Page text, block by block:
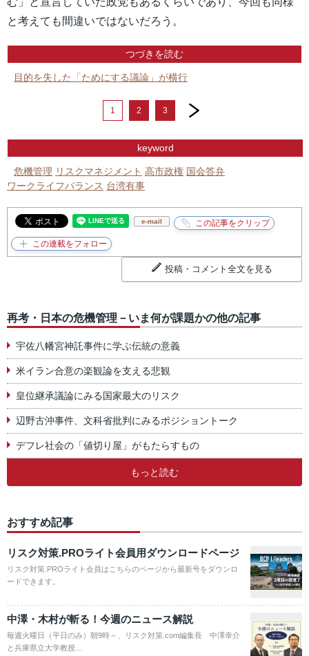
と考えても間違いではないだろう。
つづきを読む
目的を失した「ためにする議論」が横行
1 2 3
next
keyword
危機管理 リスクマネジメント 高市政権 国会答弁
ワークライフバランス 台湾有事
e-mail
投稿・コメント全文を見る
再考・日本の危機管理－いま何が課題かの他の記事
宇佐八幡宮神託事件に学ぶ伝統の意義
米イラン合意の楽観論を支える悲観
皇位継承議論にみる国家最大のリスク
辺野古沖事件、文科省批判にみるポジショントーク
デフレ社会の「値切り屋」がもたらすもの
もっと読む
おすすめ記事
リスク対策.PROライト会員用ダウンロードページ
リスク対策.PROライト会員はこちらのページから最新号をダウンロ
ードできます。
中澤・木村が斬る！今週のニュース解説
毎週火曜日（平日のみ）朝9時～、リスク対策.com編集長 中澤幸介
と兵庫県立大学教授…